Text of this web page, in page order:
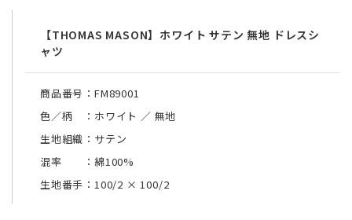
【THOMAS MASON】ホワイト サテン 無地 ドレスシ
ャツ
商品番号：FM89001
色／柄 ：ホワイト ／ 無地
生地組織：サテン
混率 ：綿100%
生地番手：100/2 × 100/2